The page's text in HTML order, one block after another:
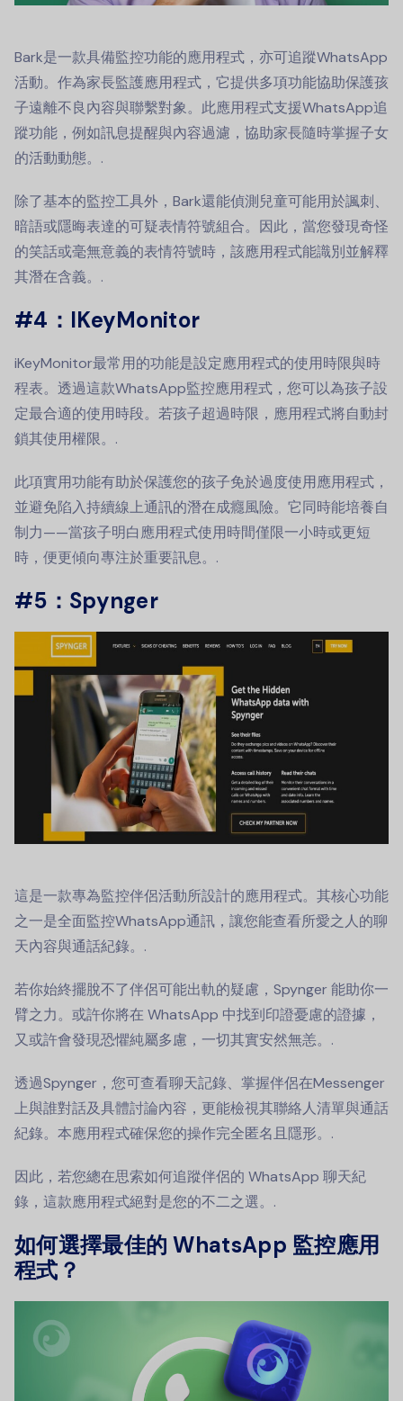
Bark是一款具備監控功能的應用程式，亦可追蹤WhatsApp
活動。作為家長監護應用程式，它提供多項功能協助保護孩
子遠離不良內容與聯繫對象。此應用程式支援WhatsApp追
蹤功能，例如訊息提醒與內容過濾，協助家長隨時掌握子女
的活動動態。.
除了基本的監控工具外，Bark還能偵測兒童可能用於諷刺、
暗語或隱晦表達的可疑表情符號組合。因此，當您發現奇怪
的笑話或毫無意義的表情符號時，該應用程式能識別並解釋
其潛在含義。.
#4：IKeyMonitor
iKeyMonitor最常用的功能是設定應用程式的使用時限與時
程表。透過這款WhatsApp監控應用程式，您可以為孩子設
定最合適的使用時段。若孩子超過時限，應用程式將自動封
鎖其使用權限。.
此項實用功能有助於保護您的孩子免於過度使用應用程式，
並避免陷入持續線上通訊的潛在成癮風險。它同時能培養自
制力——當孩子明白應用程式使用時間僅限一小時或更短
時，便更傾向專注於重要訊息。.
#5：Spynger
這是一款專為監控伴侶活動所設計的應用程式。其核心功能
之一是全面監控WhatsApp通訊，讓您能查看所愛之人的聊
天內容與通話紀錄。.
若你始終擺脫不了伴侶可能出軌的疑慮，Spynger 能助你一
臂之力。或許你將在 WhatsApp 中找到印證憂慮的證據，
又或許會發現恐懼純屬多慮，一切其實安然無恙。.
透過Spynger，您可查看聊天記錄、掌握伴侶在Messenger
上與誰對話及具體討論內容，更能檢視其聯絡人清單與通話
紀錄。本應用程式確保您的操作完全匿名且隱形。.
因此，若您總在思索如何追蹤伴侶的 WhatsApp 聊天紀
錄，這款應用程式絕對是您的不二之選。.
如何選擇最佳的 WhatsApp 監控應用
程式？